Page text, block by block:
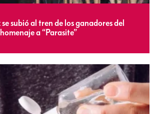
subió al tren de los ganadores del
a “Parasite”